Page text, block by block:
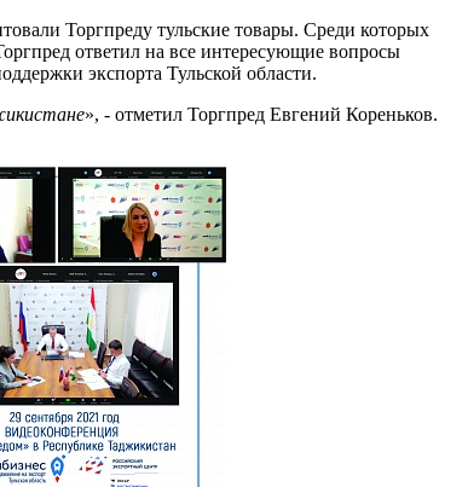
Торгпреду тульские товары. Среди которых
ответил на все интересующие вопросы
экспорта Тульской области.
», - отметил Торгпред Евгений Кореньков.